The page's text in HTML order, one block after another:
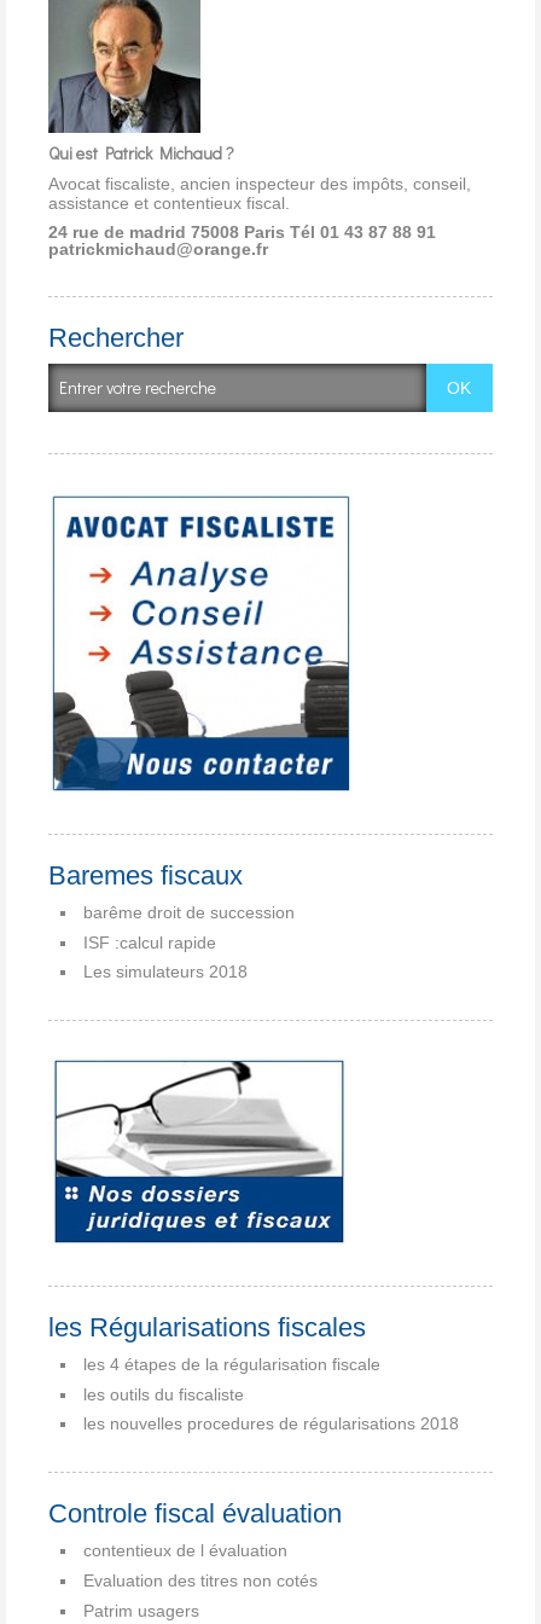
Qui est Patrick Michaud ?
Avocat fiscaliste, ancien inspecteur des impôts, conseil,
assistance et contentieux fiscal.
24 rue de madrid 75008 Paris Tél 01 43 87 88 91
patrickmichaud@orange.fr
Rechercher
Baremes fiscaux
barême droit de succession
ISF :calcul rapide
Les simulateurs 2018
les Régularisations fiscales
les 4 étapes de la régularisation fiscale
les outils du fiscaliste
les nouvelles procedures de régularisations 2018
Controle fiscal évaluation
contentieux de l évaluation
Evaluation des titres non cotés
Patrim usagers